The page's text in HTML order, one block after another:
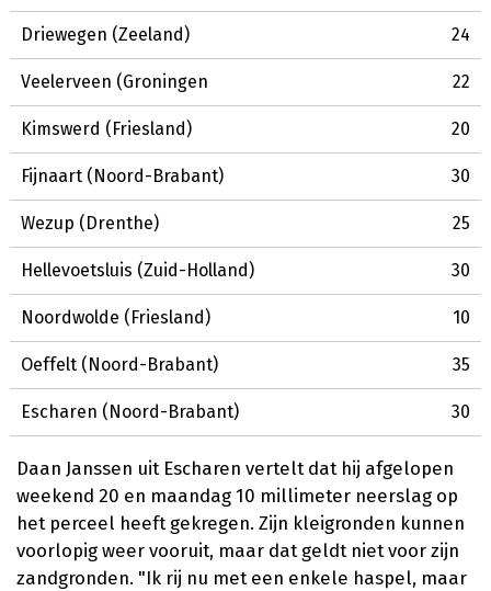
Driewegen (Zeeland) 24
Veelerveen (Groningen 22
Kimswerd (Friesland) 20
Fijnaart (Noord-Brabant) 30
Wezup (Drenthe) 25
Hellevoetsluis (Zuid-Holland) 30
Noordwolde (Friesland) 10
Oeffelt (Noord-Brabant) 35
Escharen (Noord-Brabant) 30
Daan Janssen uit Escharen vertelt dat hij afgelopen
weekend 20 en maandag 10 millimeter neerslag op
het perceel heeft gekregen. Zijn kleigronden kunnen
voorlopig weer vooruit, maar dat geldt niet voor zijn
zandgronden. "Ik rij nu met een enkele haspel, maar